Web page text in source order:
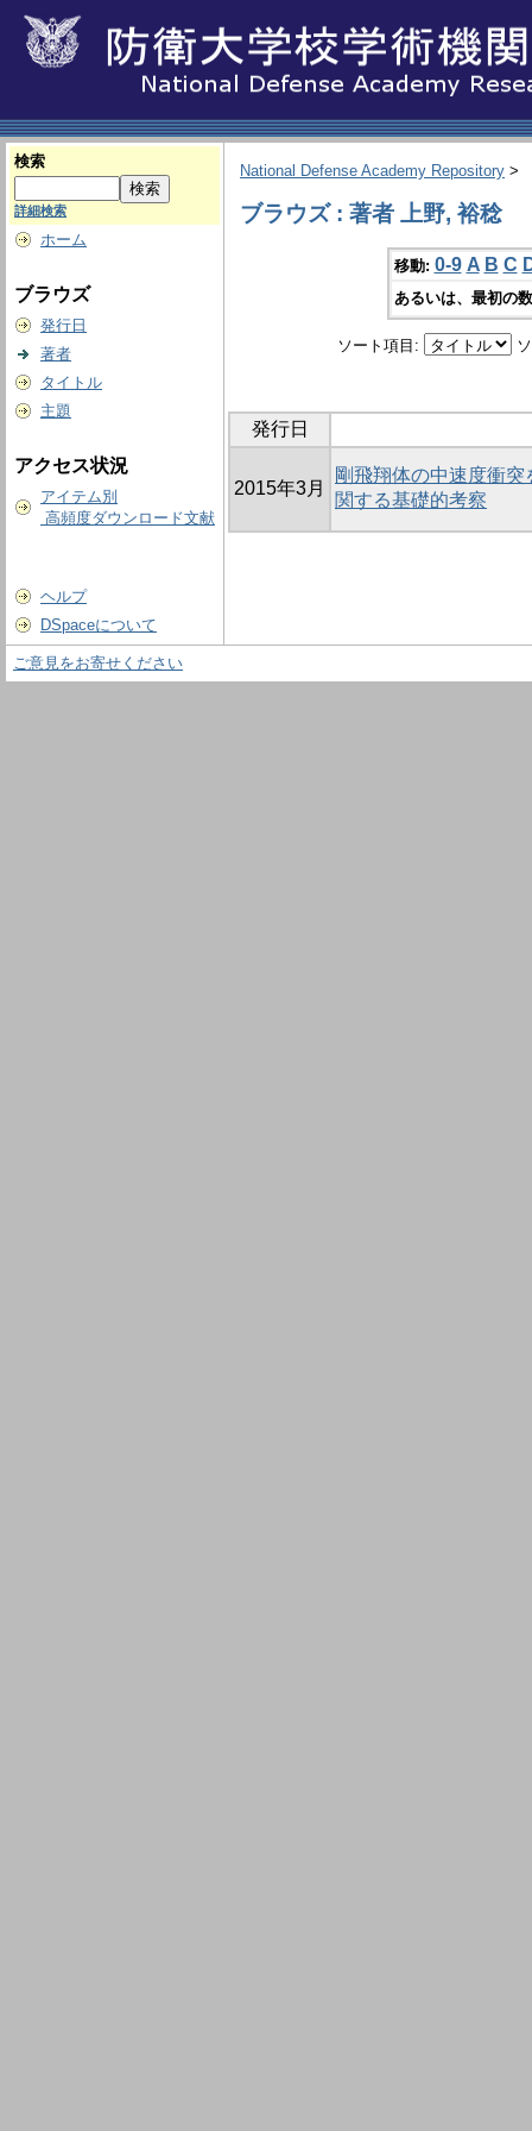
検索
詳細検索
ホーム
ブラウズ
発行日
著者
タイトル
主題
アクセス状況
アイテム別
高頻度ダウンロード文献
ヘルプ
DSpaceについて
National Defense Academy Repository >
ブラウズ : 著者 上野, 裕稔
移動: 0-9 A B C
あるいは、最初の
ソート項目:
発行日
2015年3月
剛飛翔体の中速度衝
関する基礎的考察
ご意見をお寄せください